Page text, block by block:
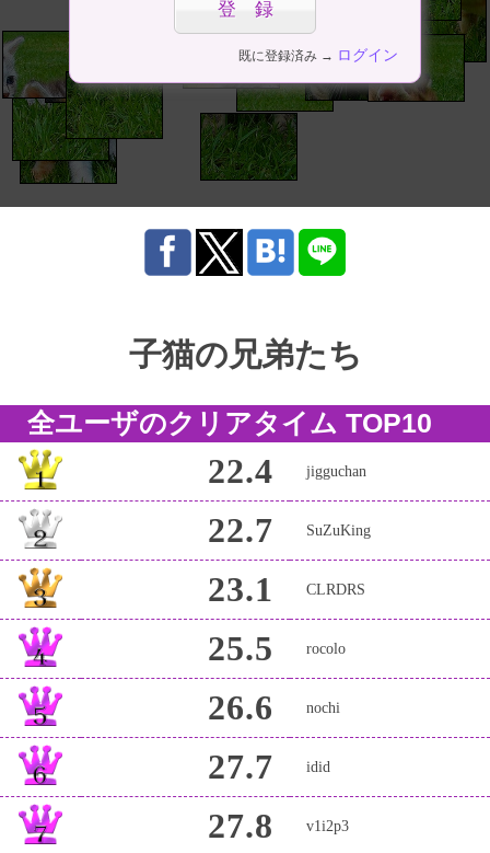
既に登録済み → ログイン
子猫の兄弟たち
全ユーザのクリアタイム TOP10
22.4 jigguchan
22.7 SuZuKing
23.1 CLRDRS
25.5 rocolo
26.6 nochi
27.7 idid
27.8 v1i2p3